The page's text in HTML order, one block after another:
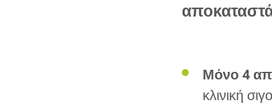
Μόνο 4
κλινική